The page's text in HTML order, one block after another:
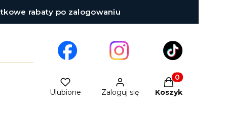
rabaty po zalogowaniu
Ulubione Zaloguj się
Produkty w
Koszyk